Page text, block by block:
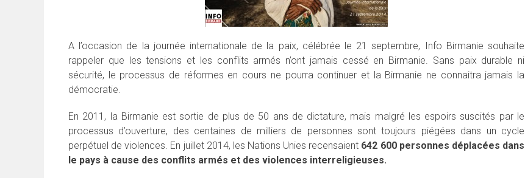
A l’occasion de la journée internationale de la paix, célébrée le 21 septembre, Info Birmanie souhaite
rappeler que les tensions et les conflits armés n’ont jamais cessé en Birmanie. Sans paix durable ni
sécurité, le processus de réformes en cours ne pourra continuer et la Birmanie ne connaitra jamais la
démocratie.
En 2011, la Birmanie est sortie de plus de 50 ans de dictature, mais malgré les espoirs suscités par le
processus d’ouverture, des centaines de milliers de personnes sont toujours piégées dans un cycle
perpétuel de violences. En juillet 2014, les Nations Unies recensaient 642 600 personnes déplacées dans
le pays à cause des conflits armés et des violences interreligieuses.